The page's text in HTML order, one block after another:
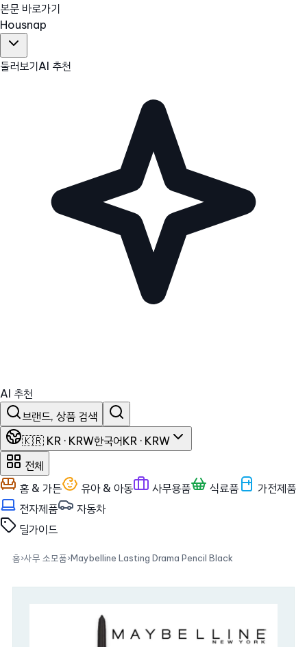
본문 바로가기
Housnap
둘러보기AI 추천
AI 추천
브랜드, 상품 검색
🇰🇷 KR · KRW한국어KR · KRW
전체
홈 & 가든
유아 & 아동 사무용품 식료품
가전제품
전자제품
자동차
딜가이드
홈›사무 소모품›Maybelline Lasting Drama Pencil Black